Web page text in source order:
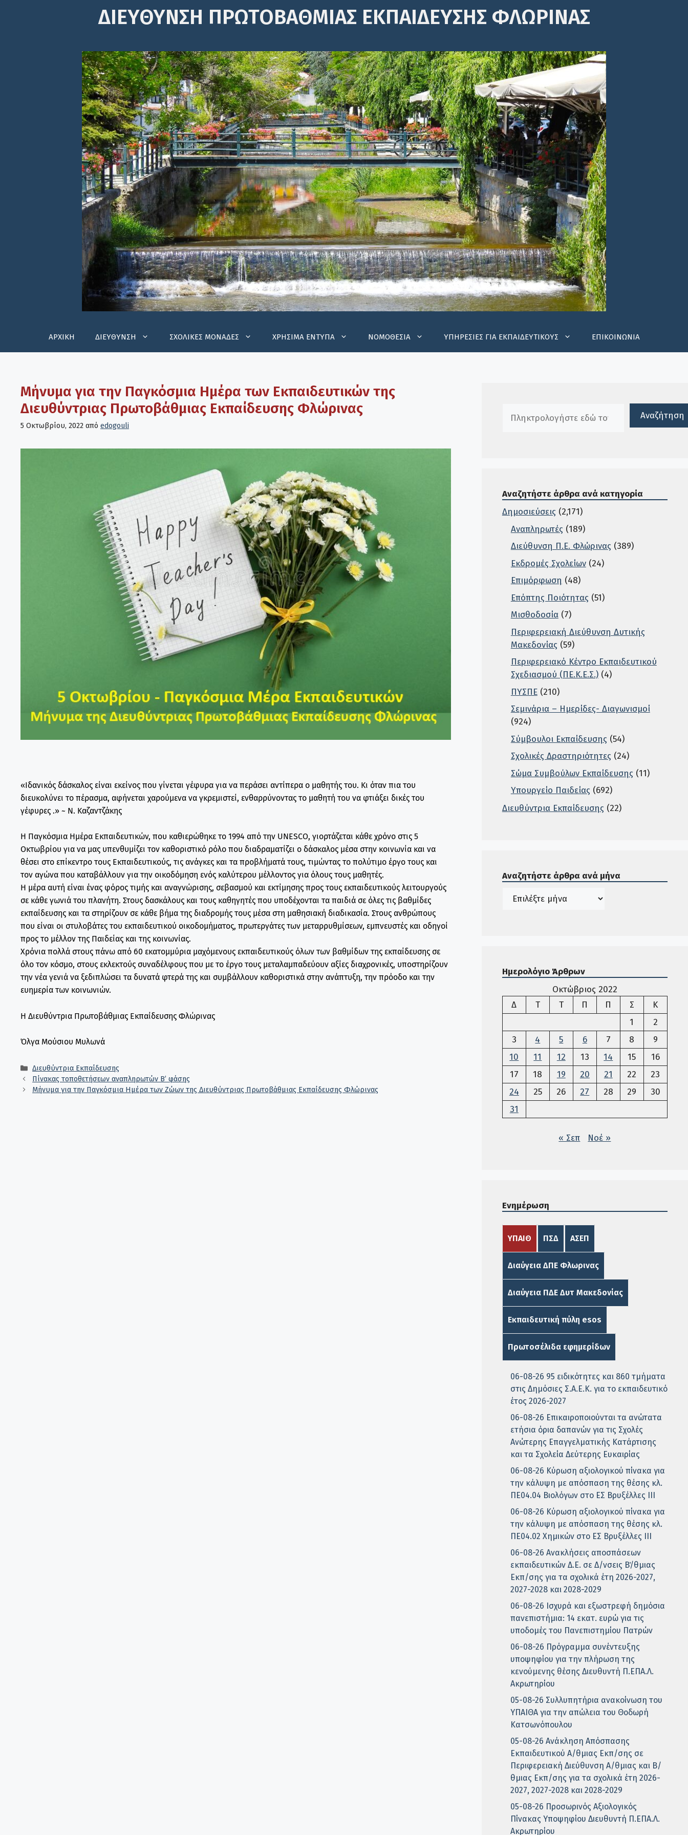
ΔΙΕΎΘΥΝΣΗ ΠΡΩΤΟΒΆΘΜΙΑΣ ΕΚΠΑΊΔΕΥΣΗΣ ΦΛΩΡΙΝΑΣ
ΑΡΧΙΚΗ ΔΙΕΥΘΥΝΣΗ ΣΧΟΛΙΚΕΣ ΜΟΝΑΔΕΣ ΧΡΗΣΙΜΑ ΕΝΤΥΠΑ ΝΟΜΟΘΕΣΙΑ ΥΠΗΡΕΣΙΕΣ ΓΙΑ ΕΚΠΑΙΔΕΥΤΙΚΟΥΣ ΕΠΙΚΟΙΝΩΝΙΑ
Μήνυμα για την Παγκόσμια Ημέρα των Εκπαιδευτικών της
Διευθύντριας Πρωτοβάθμιας Εκπαίδευσης Φλώρινας
5 Οκτωβρίου, 2022 από edogouli
«Ιδανικός δάσκαλος είναι εκείνος που γίνεται γέφυρα για να περάσει αντίπερα ο μαθητής του. Κι όταν πια του
διευκολύνει το πέρασμα, αφήνεται χαρούμενα να γκρεμιστεί, ενθαρρύνοντας το μαθητή του να φτιάξει δικές του
γέφυρες .» ~ Ν. Καζαντζάκης
Η Παγκόσμια Ημέρα Εκπαιδευτικών, που καθιερώθηκε το 1994 από την UNESCO, γιορτάζεται κάθε χρόνο στις 5
Οκτωβρίου για να μας υπενθυμίζει τον καθοριστικό ρόλο που διαδραματίζει ο δάσκαλος μέσα στην κοινωνία και να
θέσει στο επίκεντρο τους Εκπαιδευτικούς, τις ανάγκες και τα προβλήματά τους, τιμώντας το πολύτιμο έργο τους και
τον αγώνα που καταβάλλουν για την οικοδόμηση ενός καλύτερου μέλλοντος για όλους τους μαθητές.
Η μέρα αυτή είναι ένας φόρος τιμής και αναγνώρισης, σεβασμού και εκτίμησης προς τους εκπαιδευτικούς λειτουργούς
σε κάθε γωνιά του πλανήτη. Στους δασκάλους και τους καθηγητές που υποδέχονται τα παιδιά σε όλες τις βαθμίδες
εκπαίδευσης και τα στηρίζουν σε κάθε βήμα της διαδρομής τους μέσα στη μαθησιακή διαδικασία. Στους ανθρώπους
που είναι οι στυλοβάτες του εκπαιδευτικού οικοδομήματος, πρωτεργάτες των μεταρρυθμίσεων, εμπνευστές και οδηγοί
προς το μέλλον της Παιδείας και της κοινωνίας.
Χρόνια πολλά στους πάνω από 60 εκατομμύρια μαχόμενους εκπαιδευτικούς όλων των βαθμίδων της εκπαίδευσης σε
όλο τον κόσμο, στους εκλεκτούς συναδέλφους που με το έργο τους μεταλαμπαδεύουν αξίες διαχρονικές, υποστηρίζουν
την νέα γενιά να ξεδιπλώσει τα δυνατά φτερά της και συμβάλλουν καθοριστικά στην ανάπτυξη, την πρόοδο και την
ευημερία των κοινωνιών.
Η Διευθύντρια Πρωτοβάθμιας Εκπαίδευσης Φλώρινας
Όλγα Μούσιου Μυλωνά
Κατηγορίες
Διευθύντρια Εκπαίδευσης
Πίνακας τοποθετήσεων αναπληρωτών B’ φάσης
Μήνυμα για την Παγκόσμια Ημέρα των Ζώων της Διευθύντριας Πρωτοβάθμιας Εκπαίδευσης Φλώρινας
Αναζήτηση
Αναζητήστε άρθρα ανά κατηγορία
Δημοσιεύσεις (2,171)
Αναπληρωτές (189)
Διεύθυνση Π.Ε. Φλώρινας (389)
Εκδρομές Σχολείων(24)
Επιμόρφωση (48)
Επόπτης Ποιότητας (51)
Μισθοδοσία(7)
Περιφερειακή Διεύθυνση Δυτικής
Μακεδονίας (59)
Περιφερειακό Κέντρο Εκπαιδευτικού
Σχεδιασμού (ΠΕ.Κ.Ε.Σ.)(4)
ΠΥΣΠΕ(210)
Σεμινάρια – Ημερίδες- Διαγωνισμοί
(924)
Σύμβουλοι Εκπαίδευσης (54)
Σχολικές Δραστηριότητες (24)
Σώμα Συμβούλων Εκπαίδευσης (11)
Υπουργείο Παιδείας (692)
Διευθύντρια Εκπαίδευσης (22)
Αναζητήστε άρθρα ανά μήνα
Ιστορικό
Ημερολόγιο Άρθρων
Οκτώβριος 2022
ΔΔευτέρα
ΤΤρίτηΤΤετάρτη
Π Πέμπτη
Π Παρασκευή
ΣΣάββατο
Κ
1
2
3
4 5 6 7 8
9
10
11 12 13 14 15
16
17
18 19 20 21 22
23
24
25 26 27 28 29
30
31
« Σεπ Νοέ »
Ενημέρωση
ΥΠΑΙΘ ΠΣΔ ΑΣΕΠ
Διαύγεια ΔΠΕ Φλωρινας
Διαύγεια ΠΔΕ Δυτ Μακεδονίας
Εκπαιδευτική πύλη esos
Πρωτοσέλιδα εφημερίδων
06-08-26 95 ειδικότητες και 860 τμήματα
στις Δημόσιες Σ.Α.Ε.Κ. για το εκπαιδευτικό
έτος 2026-2027
06-08-26 Επικαιροποιούνται τα ανώτατα
ετήσια όρια δαπανών για τις Σχολές
Ανώτερης Επαγγελματικής Κατάρτισης
και τα Σχολεία Δεύτερης Ευκαιρίας
06-08-26 Κύρωση αξιολογικού πίνακα για
την κάλυψη με απόσπαση της θέσης κλ.
ΠΕ04.04 Βιολόγων στο ΕΣ Βρυξέλλες ΙΙΙ
06-08-26 Κύρωση αξιολογικού πίνακα για
την κάλυψη με απόσπαση της θέσης κλ.
ΠΕ04.02 Χημικών στο ΕΣ Βρυξέλλες ΙΙΙ
06-08-26 Ανακλήσεις αποσπάσεων
εκπαιδευτικών Δ.Ε. σε Δ/νσεις Β΄/θμιας
Εκπ/σης για τα σχολικά έτη 2026-2027,
2027-2028 και 2028-2029
06-08-26 Ισχυρά και εξωστρεφή δημόσια
πανεπιστήμια: 14 εκατ. ευρώ για τις
υποδομές του Πανεπιστημίου Πατρών
06-08-26 Πρόγραμμα συνέντευξης
υποψηφίου για την πλήρωση της
κενούμενης θέσης Διευθυντή Π.ΕΠΑ.Λ.
Ακρωτηρίου
05-08-26 Συλλυπητήρια ανακοίνωση του
ΥΠΑΙΘΑ για την απώλεια του Θοδωρή
Κατσωνόπουλου
05-08-26 Ανάκληση Απόσπασης
Εκπαιδευτικού Α/θμιας Εκπ/σης σε
Περιφερειακή Διεύθυνση Α/θμιας και Β/
θμιας Εκπ/σης για τα σχολικά έτη 2026-
2027, 2027-2028 και 2028-2029
05-08-26 Προσωρινός Αξιολογικός
Πίνακας Υποψηφίου Διευθυντή Π.ΕΠΑ.Λ.
Ακρωτηρίου